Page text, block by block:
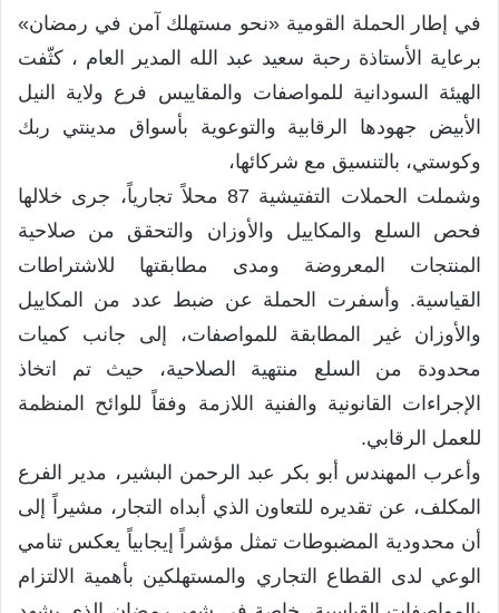
في إطار الحملة القومية «نحو مستهلك آمن في رمضان»
برعاية الأستاذة رحبة سعيد عبد الله المدير العام ، كثّفت
الهيئة السودانية للمواصفات والمقاييس فرع ولاية النيل
الأبيض جهودها الرقابية والتوعوية بأسواق مدينتي ربك
وكوستي، بالتنسيق مع شركائها،
وشملت الحملات التفتيشية 87 محلاً تجارياً، جرى خلالها
فحص السلع والمكاييل والأوزان والتحقق من صلاحية
المنتجات المعروضة ومدى مطابقتها للاشتراطات
القياسية. وأسفرت الحملة عن ضبط عدد من المكاييل
والأوزان غير المطابقة للمواصفات، إلى جانب كميات
محدودة من السلع منتهية الصلاحية، حيث تم اتخاذ
الإجراءات القانونية والفنية اللازمة وفقاً للوائح المنظمة
للعمل الرقابي.
وأعرب المهندس أبو بكر عبد الرحمن البشير، مدير الفرع
المكلف، عن تقديره للتعاون الذي أبداه التجار، مشيراً إلى
أن محدودية المضبوطات تمثل مؤشراً إيجابياً يعكس تنامي
الوعي لدى القطاع التجاري والمستهلكين بأهمية الالتزام